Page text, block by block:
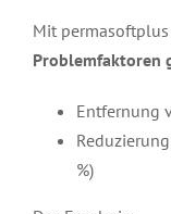
Mit
Problemfaktoren
Entfernung
%)